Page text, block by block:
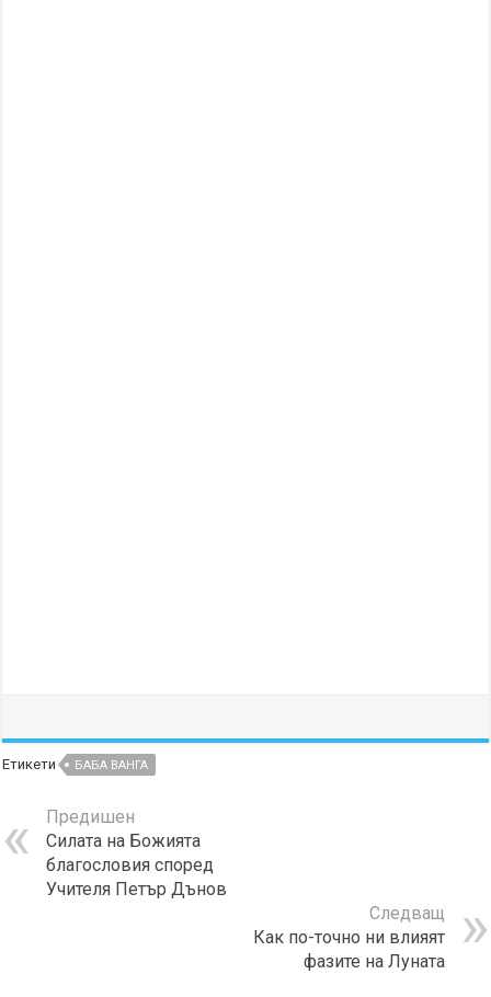
Етикети БАБА ВАНГА
Предишен
Силата на Божията
благословия според
Учителя Петър Дънов
Следващ
Как по-точно ни влияят
фазите на Луната